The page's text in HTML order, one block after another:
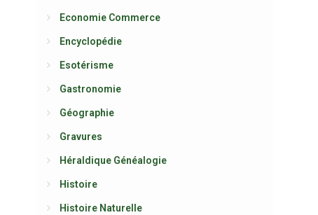
Economie Commerce
Encyclopédie
Esotérisme
Gastronomie
Géographie
Gravures
Héraldique Généalogie
Histoire
Histoire Naturelle